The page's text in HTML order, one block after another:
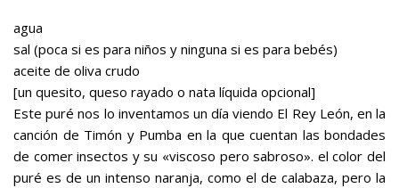
agua
sal (poca si es para niños y ninguna si es para bebés)
aceite de oliva crudo
[un quesito, queso rayado o nata líquida opcional]
Este puré nos lo inventamos un día viendo El Rey León, en la
canción de Timón y Pumba en la que cuentan las bondades
de comer insectos y su «viscoso pero sabroso». el color del
puré es de un intenso naranja, como el de calabaza, pero la